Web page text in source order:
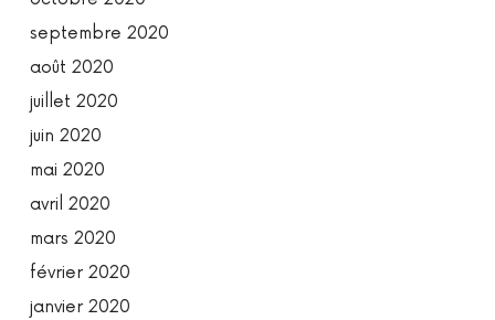
septembre 2020
août 2020
juillet 2020
juin 2020
mai 2020
avril 2020
mars 2020
février 2020
janvier 2020